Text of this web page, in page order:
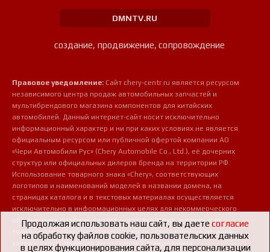
DMNTV.RU
создание, продвижение, сопровождение
Правовое уведомление: Сайт chery-centr.ru является ресурсом
независимого центра продаж автомобильных запчастей и
мультибрендового магазина компонентов для китайских
автомобилей. Данный интернет-сайт носит исключительно
информационный характер и ни при каких условиях не является
официальным ресурсом или публичной офертой компании АО
«Чери Автомобили Рус» (Chery Automobile Co., Ltd.), её дочерних
структур или официальных дилеров бренда на территории РФ.
Использование товарного знака «Chery», соответствующих
логотипов и наименований моделей в названии домена, на
страницах каталога и в текстовых материалах осуществляется
исключительно в информационных целях для некоммерческого
обозначения профиля деятельности магазина, а также для
точной идентификации совместимости предлагаемых деталей,
узлов и сопутствующих аксессуаров с конкретными
Продолжая использовать наш сайт, вы даетесогласие
на обработку файлов cookie, пользовательских данных
в целях функционирования сайта, для персонализации